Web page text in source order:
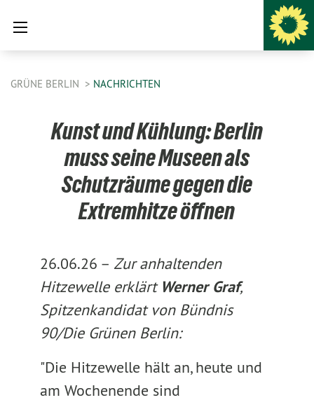
GRÜNE BERLIN NACHRICHTEN
Kunst und Kühlung: Berlin
muss seine Museen als
Schutzräume gegen die
Extremhitze öffnen
26.06.26 – Zur anhaltenden
Hitzewelle erklärt Werner Graf,
Spitzenkandidat von Bündnis
90/Die Grünen Berlin:
"Die Hitzewelle hält an, heute und
am Wochenende sind